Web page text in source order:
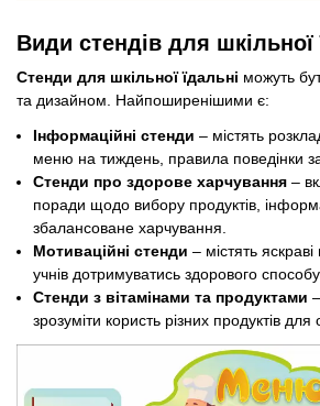
Види стендів для шкільної
Стенди для шкільної їдальні можуть
та дизайном. Найпоширенішими є:
Інформаційні стенди – містять
меню на тиждень, правила поведінки
Стенди про здорове харчування –
поради щодо вибору продуктів,
збалансоване харчування.
Мотиваційні стенди – містять
учнів дотримуватись здорового
Стенди з вітамінами та продуктами
зрозуміти користь різних продуктів для